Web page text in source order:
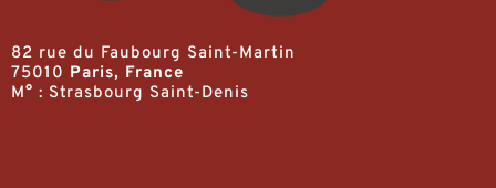
82 rue du Faubourg Saint-Martin
75010 Paris, France
M° : Strasbourg Saint-Denis